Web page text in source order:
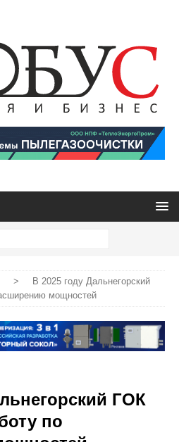
>
В 2025 году Дальнегорский
мощностей
ГОК
по